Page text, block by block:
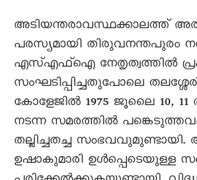
അടിയന്തരാവസ്ഥക്കാലത്ത്
പരസ്യമായി തിരുവനന്തപുരം
എസ്എഫ്ഐ നേതൃത്വത്തിൽ
സംഘടിപ്പിച്ചതുപോലെ
കോളേജിൽ 1975 ജൂലെെ 10, 11
നടന്ന സമരത്തിൽ
തല്ലിച്ചതച്ച
ഉഷാകുമാരി ഉൾപ്പെടെയുള്ള